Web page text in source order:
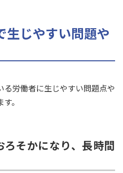
生じやすい問題や
労働者に生じやすい問題点や
。
ろそかになり、長時間